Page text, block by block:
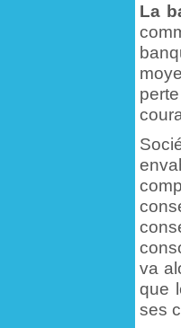
La
va
que
ses